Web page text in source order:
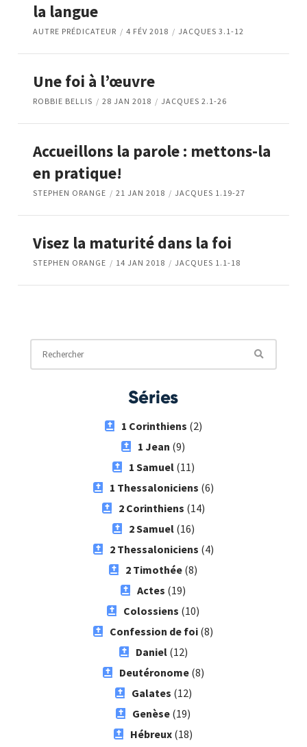
la langue
AUTRE PRÉDICATEUR 4 FÉV 2018 JACQUES 3.1-12
Une foi à l’œuvre
ROBBIE BELLIS 28 JAN 2018 JACQUES 2.1-26
Accueillons la parole : mettons-la
en pratique!
STEPHEN ORANGE 21 JAN 2018 JACQUES 1.19-27
Visez la maturité dans la foi
STEPHEN ORANGE 14 JAN 2018 JACQUES 1.1-18
Séries
1 Corinthiens (2)
1 Jean (9)
1 Samuel(11)
1 Thessaloniciens (6)
2 Corinthiens (14)
2 Samuel(16)
2 Thessaloniciens (4)
2 Timothée (8)
Actes (19)
Colossiens (10)
Confession de foi (8)
Daniel(12)
Deutéronome(8)
Galates (12)
Genèse (19)
Hébreux (18)